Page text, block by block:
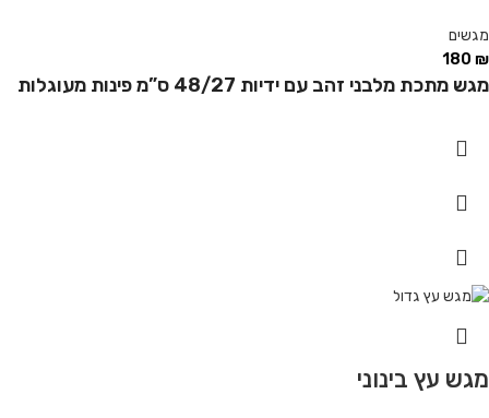
מגשים
180 ₪
מגש מתכת מלבני זהב עם ידיות 48/27 ס”מ פינות מעוגלות
מגש עץ בינוני